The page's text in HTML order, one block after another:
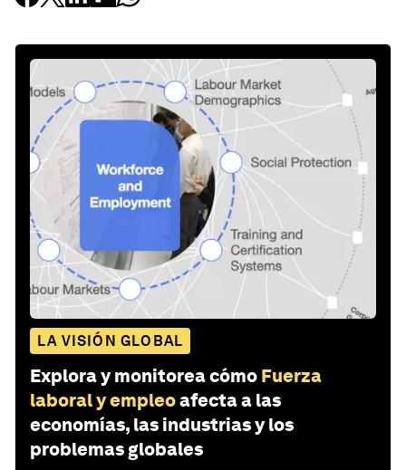
LA VISIÓN GLOBAL
Explora y monitorea cómo Fuerza
laboral y empleoafecta a las
economías, las industrias y los
problemas globales